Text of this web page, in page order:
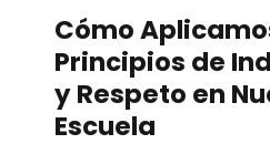
Cómo
Principios de
y Respeto en
Escuela